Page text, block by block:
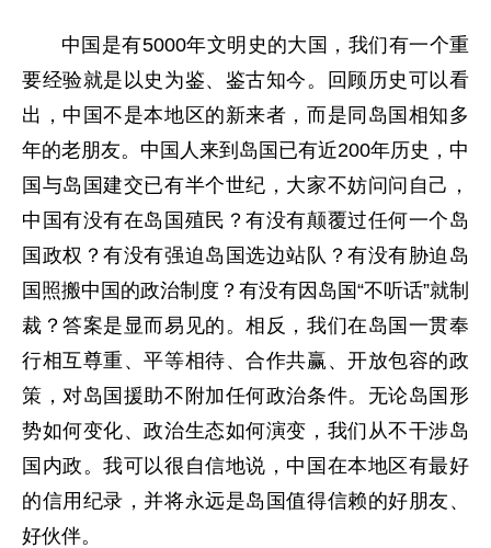
中国是有5000年文明史的大国，我们有一个重
要经验就是以史为鉴、鉴古知今。回顾历史可以看
出，中国不是本地区的新来者，而是同岛国相知多
年的老朋友。中国人来到岛国已有近200年历史，中
国与岛国建交已有半个世纪，大家不妨问问自己，
中国有没有在岛国殖民？有没有颠覆过任何一个岛
国政权？有没有强迫岛国选边站队？有没有胁迫岛
国照搬中国的政治制度？有没有因岛国“不听话”就制
裁？答案是显而易见的。相反，我们在岛国一贯奉
行相互尊重、平等相待、合作共赢、开放包容的政
策，对岛国援助不附加任何政治条件。无论岛国形
势如何变化、政治生态如何演变，我们从不干涉岛
国内政。我可以很自信地说，中国在本地区有最好
的信用纪录，并将永远是岛国值得信赖的好朋友、
好伙伴。